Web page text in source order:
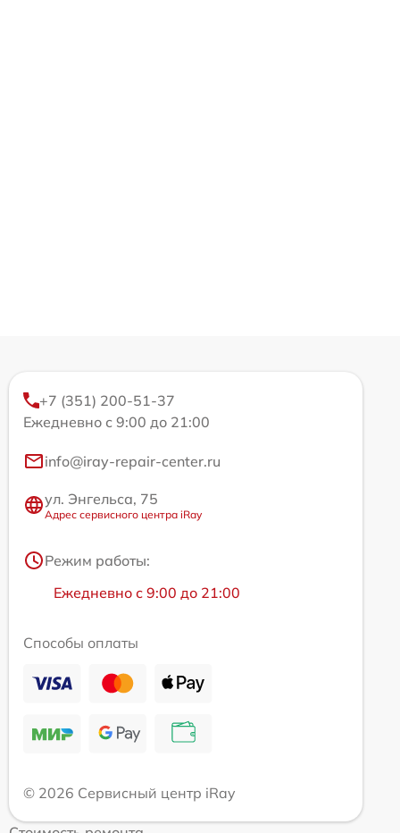
+7 (351) 200-51-37
Ежедневно с 9:00 до 21:00
info@iray-repair-center.ru
ул. Энгельса, 75
Адрес сервисного центра iRay
Режим работы:
Ежедневно с 9:00 до 21:00
Способы оплаты
© 2026 Сервисный центр iRay